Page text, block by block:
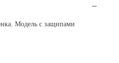
Модель с защипами